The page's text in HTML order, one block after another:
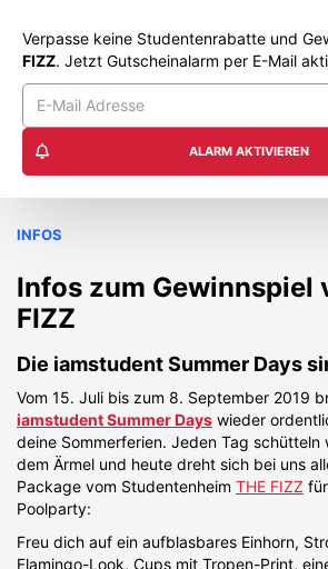
Verpasse keine Studentenrabatte und
FIZZ. Jetzt Gutscheinalarm per E-Mail
ALARM AKTIVIEREN
INFOS
Infos zum Gewinnspiel
FIZZ
Die iamstudent Summer Days
Vom 15. Juli bis zum 8. September 2019
iamstudent Summer Days wieder
deine Sommerferien. Jeden Tag schütteln
dem Ärmel und heute dreht sich bei uns
Package vom Studentenheim THE FIZZ
Poolparty:
Freu dich auf ein aufblasbares Einhorn,
Flamingo-Look, Cups mit Tropen-Print,